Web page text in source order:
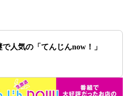
で人気の「てんじんnow！」